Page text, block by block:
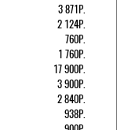
3 871Р.
2 124Р.
760Р.
1 760Р.
17 900Р.
3 900Р.
2 840Р.
938Р.